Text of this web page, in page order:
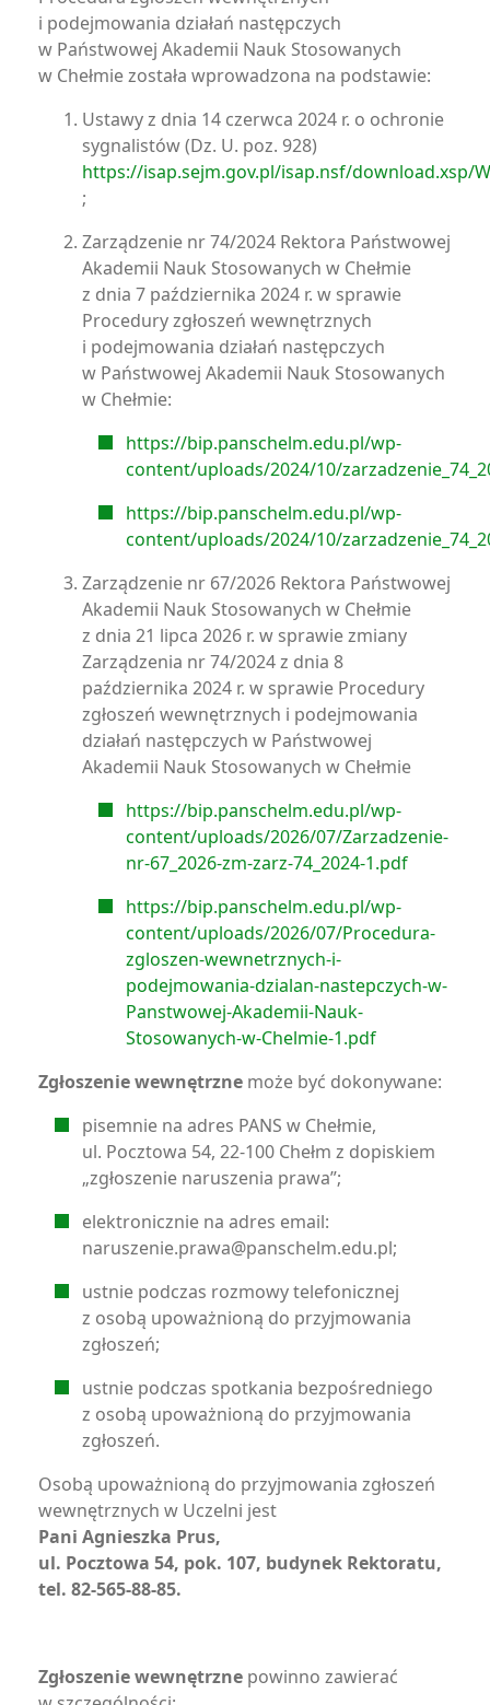
i podejmowania działań następczych
w Państwowej Akademii Nauk Stosowanych
w Chełmie została wprowadzona na podstawie:
Ustawy z dnia 14 czerwca 2024 r. o ochronie
sygnalistów (Dz. U. poz. 928)
https://isap.sejm.gov.pl/isap.nsf/download.xsp/
;
Zarządzenie nr 74/2024 Rektora Państwowej
Akademii Nauk Stosowanych w Chełmie
z dnia 7 października 2024 r. w sprawie
Procedury zgłoszeń wewnętrznych
i podejmowania działań następczych
w Państwowej Akademii Nauk Stosowanych
w Chełmie:
https://bip.panschelm.edu.pl/wp-
content/uploads/2024/10/
https://bip.panschelm.edu.pl/wp-
content/uploads/2024/10/
Zarządzenie nr 67/2026 Rektora Państwowej
Akademii Nauk Stosowanych w Chełmie
z dnia 21 lipca 2026 r. w sprawie zmiany
Zarządzenia nr 74/2024 z dnia 8
października 2024 r. w sprawie Procedury
zgłoszeń wewnętrznych i podejmowania
działań następczych w Państwowej
Akademii Nauk Stosowanych w Chełmie
https://bip.panschelm.edu.pl/wp-
content/uploads/2026/07/Zarzadzenie-
nr-67_2026-zm-zarz-74_2024-1.pdf
https://bip.panschelm.edu.pl/wp-
content/uploads/2026/07/Procedura-
zgloszen-wewnetrznych-i-
podejmowania-dzialan-nastepczych-w-
Panstwowej-Akademii-Nauk-
Stosowanych-w-Chelmie-1.pdf
Zgłoszenie wewnętrzne może być dokonywane:
pisemnie na adres PANS w Chełmie,
ul. Pocztowa 54, 22-100 Chełm z dopiskiem
„zgłoszenie naruszenia prawa”;
elektronicznie na adres email:
naruszenie.prawa@panschelm.edu.pl;
ustnie podczas rozmowy telefonicznej
z osobą upoważnioną do przyjmowania
zgłoszeń;
ustnie podczas spotkania bezpośredniego
z osobą upoważnioną do przyjmowania
zgłoszeń.
Osobą upoważnioną do przyjmowania zgłoszeń
wewnętrznych w Uczelni jest
Pani Agnieszka Prus,
ul. Pocztowa 54, pok. 107, budynek Rektoratu,
tel. 82-565-88-85.
Zgłoszenie wewnętrzne powinno zawierać